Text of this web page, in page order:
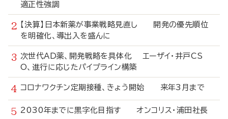
適正性強調
【決算】日本新薬が事業戦略見直し 開発の優先順位
を明確化、導出入を盛んに
次世代AD薬、開発戦略を具体化 エーザイ・井戸CS
O、進行に応じたパイプライン構築
コロナワクチン定期接種、きょう開始 来年3月まで
2030年までに黒字化目指す オンコリス・浦田社長